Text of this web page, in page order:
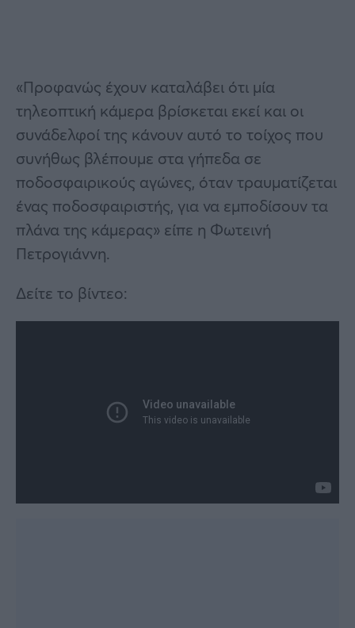
«Προφανώς έχουν καταλάβει ότι μία
τηλεοπτική κάμερα βρίσκεται εκεί και οι
συνάδελφοί της κάνουν αυτό το τοίχος που
συνήθως βλέπουμε στα γήπεδα σε
ποδοσφαιρικούς αγώνες, όταν τραυματίζεται
ένας ποδοσφαιριστής, για να εμποδίσουν τα
πλάνα της κάμερας» είπε η Φωτεινή
Πετρογιάννη.
Δείτε το βίντεο: